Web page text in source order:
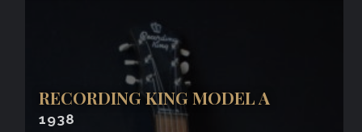
RECORDING KING MODEL A
1938